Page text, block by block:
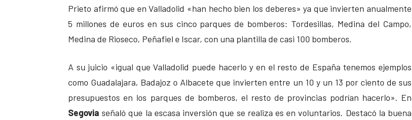
Prieto afirmó que en Valladolid «han hecho bien los deberes» ya que invierten anualmente
5 millones de euros en sus cinco parques de bomberos: Tordesillas, Medina del Campo,
Medina de Rioseco, Peñafiel e Iscar, con una plantilla de casi 100 bomberos.
A su juicio «igual que Valladolid puede hacerlo y en el resto de España tenemos ejemplos
como Guadalajara, Badajoz o Albacete que invierten entre un 10 y un 13 por ciento de sus
presupuestos en los parques de bomberos, el resto de provincias podrían hacerlo». En
Segovia señaló que la escasa inversión que se realiza es en voluntarios. Destacó la buena